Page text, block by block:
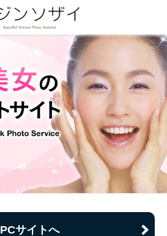
PCサイトへ